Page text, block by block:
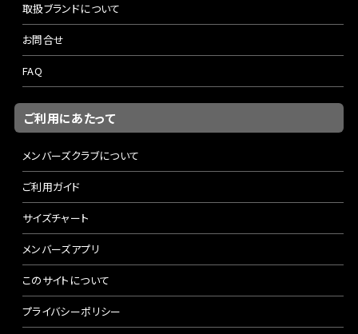
取扱ブランドについて
お問合せ
FAQ
ご利用にあたって
メンバーズクラブについて
ご利用ガイド
サイズチャート
メンバーズアプリ
このサイトについて
プライバシーポリシー